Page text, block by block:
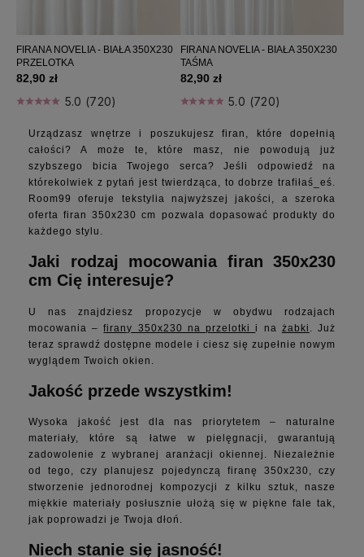
Firany 200x280
Firany 250x230
Firany 250x250
Firany 250x270
Firany 250x280
Firany 300x230
Firany 300x240
Firany 300x250
Firany 300x270
Firany 300x280
Firany 350x230
Firany 350x250
Firany 400x230
Firany 400x250
Firany 400x280
Firany 500x230
Firany 500x250
Firany na taśmie
Firany na przelotkach
Firany z pomponami
FIRANA NOVELIA - BIAŁA 350X230
PRZELOTKA
82,90 zł
5.0 (720)
FIRANA NOVELIA - BIAŁA 350X230
TAŚMA
82,90 zł
5.0 (720)
Urządzasz wnętrze i poszukujesz firan, które dopełnią
całości? A może te, które masz, nie powodują już
szybszego bicia Twojego serca? Jeśli odpowiedź na
którekolwiek z pytań jest twierdząca, to dobrze trafiłaś_eś.
Room99 oferuje tekstylia najwyższej jakości, a szeroka
oferta firan 350x230 cm pozwala dopasować produkty do
każdego stylu.
Jaki rodzaj mocowania firan 350x230
cm Cię interesuje?
U nas znajdziesz propozycje w obydwu rodzajach
mocowania –firany 350x230 na przelotkii na żabki
. Już
teraz sprawdź dostępne modele i ciesz się zupełnie nowym
wyglądem Twoich okien.
Jakość przede wszystkim!
Wysoka jakość jest dla nas priorytetem – naturalne
materiały, które są łatwe w pielęgnacji, gwarantują
zadowolenie z wybranej aranżacji okiennej. Niezależnie
od tego, czy planujesz pojedynczą firanę 350x230, czy
stworzenie jednorodnej kompozycji z kilku sztuk, nasze
miękkie materiały posłusznie ułożą się w piękne fale tak,
jak poprowadzi je Twoja dłoń.
Niech stanie się jasność!